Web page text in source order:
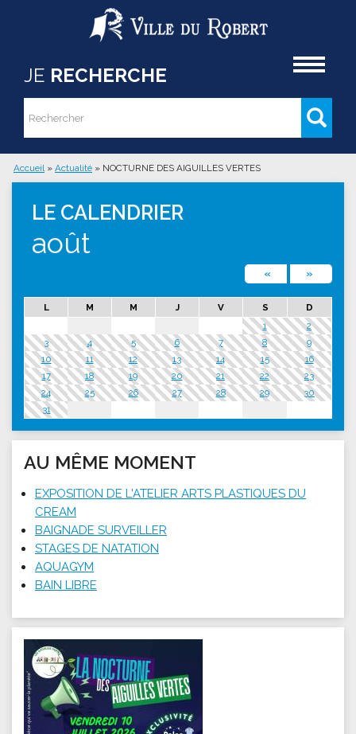
Aller au contenu principal
JE RECHERCHE
Formulaire de recherche
Rechercher
Vous êtes ici
Accueil » Actualité » NOCTURNE DES AIGUILLES VERTES
LE CALENDRIER
août
« »
L M M J V S
D
1
2
3
4 5 6 7 8
9
10
11 12 13 14 15
16
17
18 19 20 21 22
23
24
25 26 27 28 29
30
31
AU MÊME MOMENT
EXPOSITION DE L'ATELIER ARTS PLASTIQUES DU
CREAM
BAIGNADE SURVEILLER
STAGES DE NATATION
AQUAGYM
BAIN LIBRE